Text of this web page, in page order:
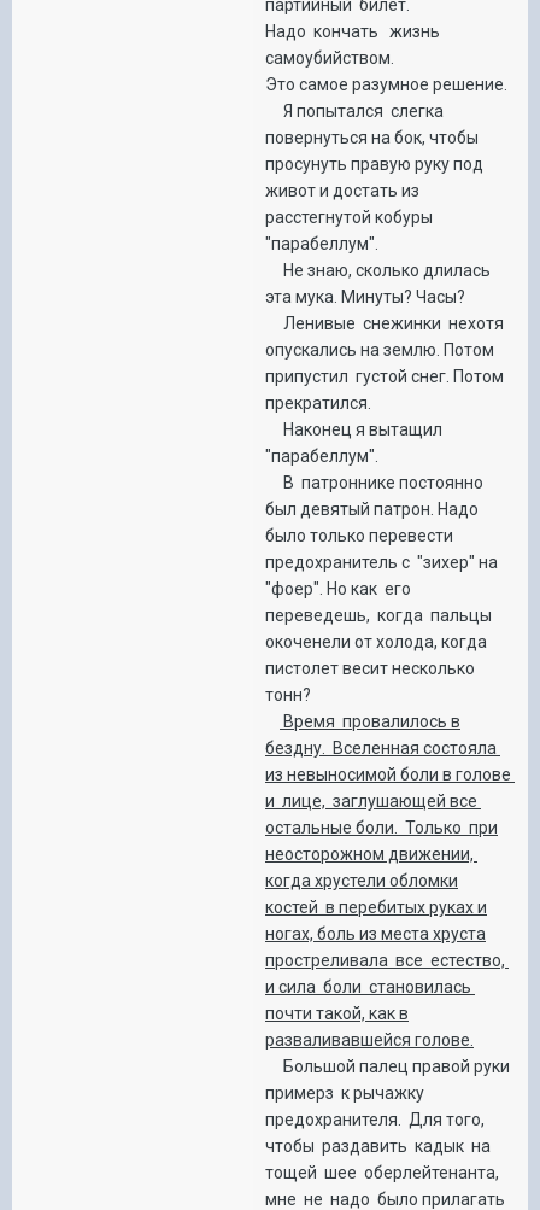
партийный билет.
Надо кончать жизнь
самоубийством.
Это самое разумное решение.
Я попытался слегка
повернуться на бок, чтобы
просунуть правую руку под
живот и достать из
расстегнутой кобуры
"парабеллум".
Не знаю, сколько длилась
эта мука. Минуты? Часы?
Ленивые снежинки нехотя
опускались на землю. Потом
припустил густой снег. Потом
прекратился.
Наконец я вытащил
"парабеллум".
В патроннике постоянно
был девятый патрон. Надо
было только перевести
предохранитель с "зихер" на
"фоер". Но как его
переведешь, когда пальцы
окоченели от холода, когда
пистолет весит несколько
тонн?
Время провалилось в
бездну. Вселенная состояла
из невыносимой боли в голове
и лице, заглушающей все
остальные боли. Только при
неосторожном движении,
когда хрустели обломки
костей в перебитых руках и
ногах, боль из места хруста
простреливала все естество,
и сила боли становилась
почти такой, как в
разваливавшейся голове.
Большой палец правой руки
примерз к рычажку
предохранителя. Для того,
чтобы раздавить кадык на
тощей шее оберлейтенанта,
мне не надо было прилагать